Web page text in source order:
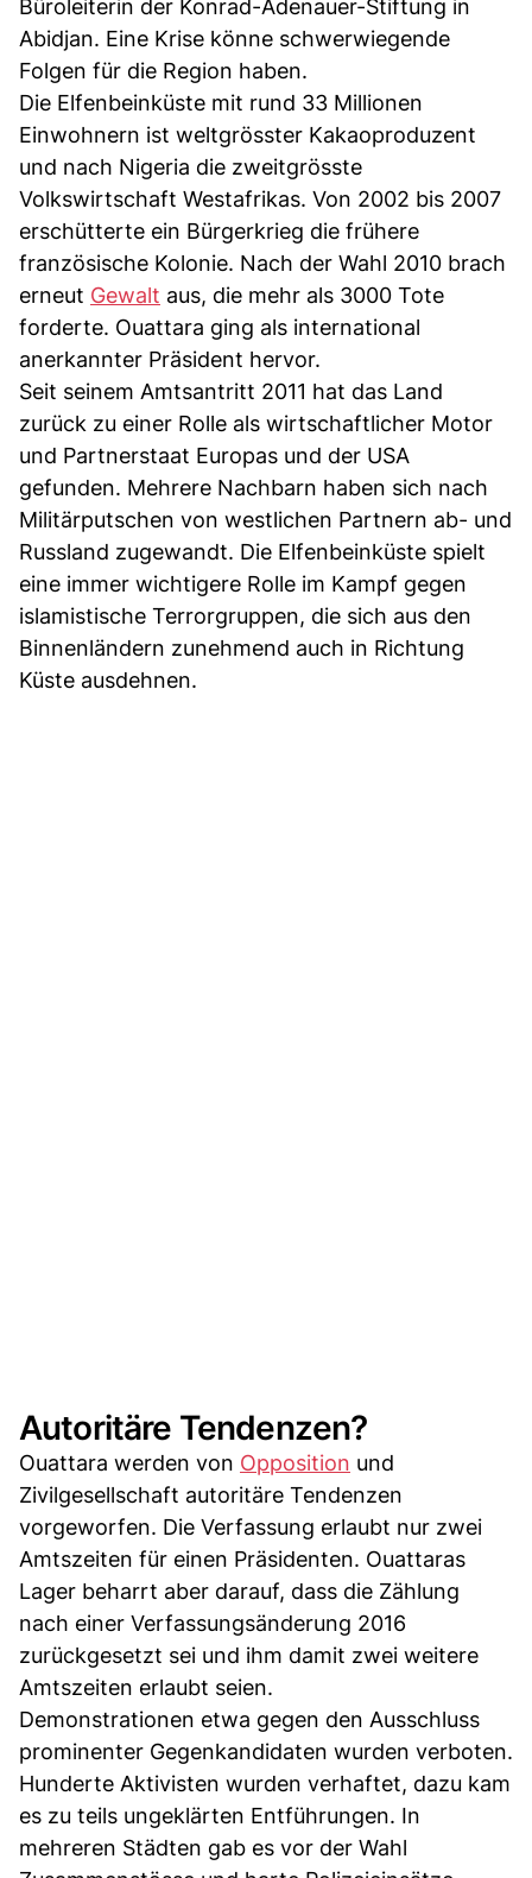
Büroleiterin der Konrad-Adenauer-Stiftung in
Abidjan. Eine Krise könne schwerwiegende
Folgen für die Region haben.
Die Elfenbeinküste mit rund 33 Millionen
Einwohnern ist weltgrösster Kakaoproduzent
und nach Nigeria die zweitgrösste
Volkswirtschaft Westafrikas. Von 2002 bis 2007
erschütterte ein Bürgerkrieg die frühere
französische Kolonie. Nach der Wahl 2010 brach
erneut Gewalt aus, die mehr als 3000 Tote
forderte. Ouattara ging als international
anerkannter Präsident hervor.
Seit seinem Amtsantritt 2011 hat das Land
zurück zu einer Rolle als wirtschaftlicher Motor
und Partnerstaat Europas und der USA
gefunden. Mehrere Nachbarn haben sich nach
Militärputschen von westlichen Partnern ab- und
Russland zugewandt. Die Elfenbeinküste spielt
eine immer wichtigere Rolle im Kampf gegen
islamistische Terrorgruppen, die sich aus den
Binnenländern zunehmend auch in Richtung
Küste ausdehnen.
Autoritäre Tendenzen?
Ouattara werden von Opposition und
Zivilgesellschaft autoritäre Tendenzen
vorgeworfen. Die Verfassung erlaubt nur zwei
Amtszeiten für einen Präsidenten. Ouattaras
Lager beharrt aber darauf, dass die Zählung
nach einer Verfassungsänderung 2016
zurückgesetzt sei und ihm damit zwei weitere
Amtszeiten erlaubt seien.
Demonstrationen etwa gegen den Ausschluss
prominenter Gegenkandidaten wurden verboten.
Hunderte Aktivisten wurden verhaftet, dazu kam
es zu teils ungeklärten Entführungen. In
mehreren Städten gab es vor der Wahl